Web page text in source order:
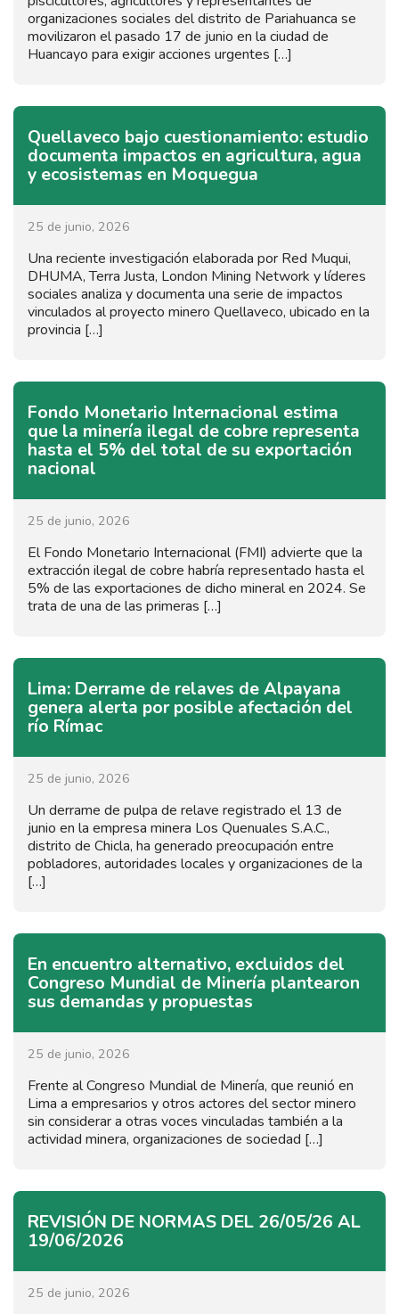
organizaciones sociales del distrito de Pariahuanca se
movilizaron el pasado 17 de junio en la ciudad de
Huancayo para exigir acciones urgentes […]
Quellaveco bajo cuestionamiento: estudio
documenta impactos en agricultura, agua
y ecosistemas en Moquegua
25 de junio, 2026
Una reciente investigación elaborada por Red Muqui,
DHUMA, Terra Justa, London Mining Network y líderes
sociales analiza y documenta una serie de impactos
vinculados al proyecto minero Quellaveco, ubicado en la
provincia […]
Fondo Monetario Internacional estima
que la minería ilegal de cobre representa
hasta el 5% del total de su exportación
nacional
25 de junio, 2026
El Fondo Monetario Internacional (FMI) advierte que la
extracción ilegal de cobre habría representado hasta el
5% de las exportaciones de dicho mineral en 2024. Se
trata de una de las primeras […]
Lima: Derrame de relaves de Alpayana
genera alerta por posible afectación del
río Rímac
25 de junio, 2026
Un derrame de pulpa de relave registrado el 13 de
junio en la empresa minera Los Quenuales S.A.C.,
distrito de Chicla, ha generado preocupación entre
pobladores, autoridades locales y organizaciones de la
[…]
En encuentro alternativo, excluidos del
Congreso Mundial de Minería plantearon
sus demandas y propuestas
25 de junio, 2026
Frente al Congreso Mundial de Minería, que reunió en
Lima a empresarios y otros actores del sector minero
sin considerar a otras voces vinculadas también a la
actividad minera, organizaciones de sociedad […]
REVISIÓN DE NORMAS DEL 26/05/26 AL
19/06/2026
25 de junio, 2026